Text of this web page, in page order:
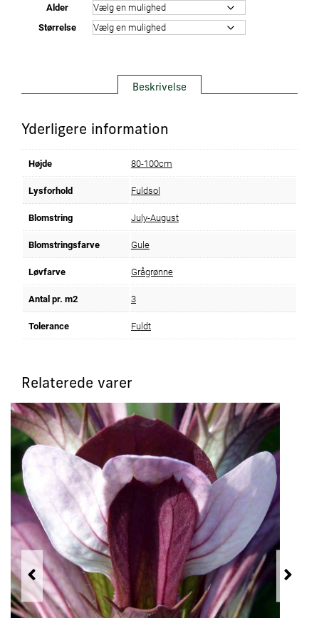
Alder
Størrelse
Beskrivelse
Yderligere information
Højde 80-100cm
Lysforhold Fuldsol
Blomstring July-August
Blomstringsfarve Gule
Løvfarve Grågrønne
Antal pr. m2 3
Tolerance Fuldt
Relaterede varer